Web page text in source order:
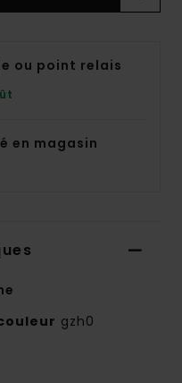
ou point relais
en magasin
gzh0